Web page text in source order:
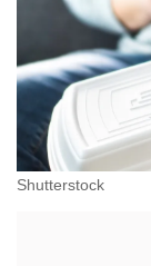
Shutterstock